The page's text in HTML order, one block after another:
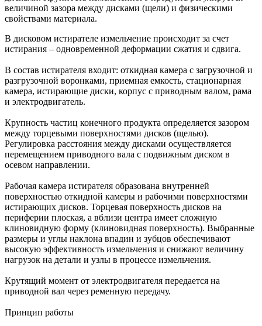
величиной зазора между дисками (щели) и физическими
свойствами материала.
В дисковом истирателе измельчение происходит за счет
истирания – одновременной деформации сжатия и сдвига.
В состав истирателя входит: откидная камера с загрузочной и
разгрузочной воронками, приемная емкость, стационарная
камера, истирающие диски, корпус с приводным валом, рама
и электродвигатель.
Крупность частиц конечного продукта определяется зазором
между торцевыми поверхностями дисков (щелью).
Регулировка расстояния между дисками осуществляется
перемещением приводного вала с подвижным диском в
осевом направлении.
Рабочая камера истирателя образована внутренней
поверхностью откидной камеры и рабочими поверхностями
истирающих дисков. Торцевая поверхность дисков на
периферии плоская, а вблизи центра имеет сложную
клиновидную форму (клиновидная поверхность). Выбранные
размеры и углы наклона впадин и зубцов обеспечивают
высокую эффективность измельчения и снижают величину
нагрузок на детали и узлы в процессе измельчения.
Крутящий момент от электродвигателя передается на
приводной вал через ременную передачу.
Принцип работы